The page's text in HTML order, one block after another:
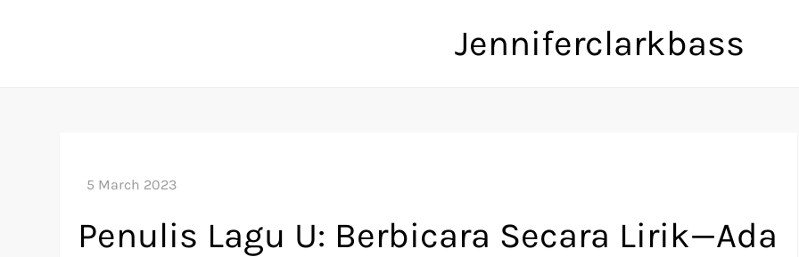
Jenniferclarkbass
Penulis Lagu U: Berbicara Secara Lirik—Ada